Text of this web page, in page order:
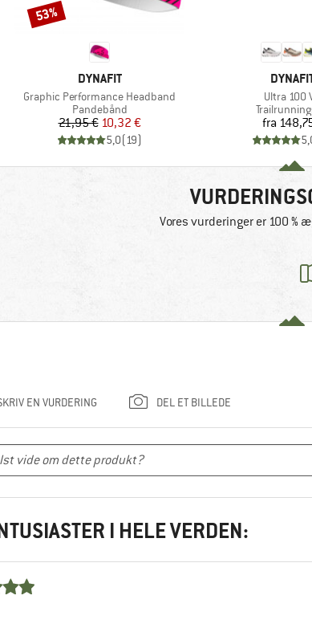
MÆRKE
DYNAFIT
Artikel
Graphic Performance Headband
Produktgruppe
Pandebånd
Pris
21,95 €Nedsat pris
10,32 €
5,0(19)
Rabat
53%
MÆRKE
Artikel
Ultra 100
Pris
fra
Vores vurderinger er 100 %
EN VURDERING DEL ET BILLEDE
I HELE VERDEN: